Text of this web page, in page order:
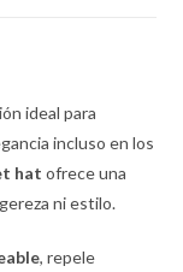
ideal para
incluso en los
hat ofrece una
ni estilo.
, repele